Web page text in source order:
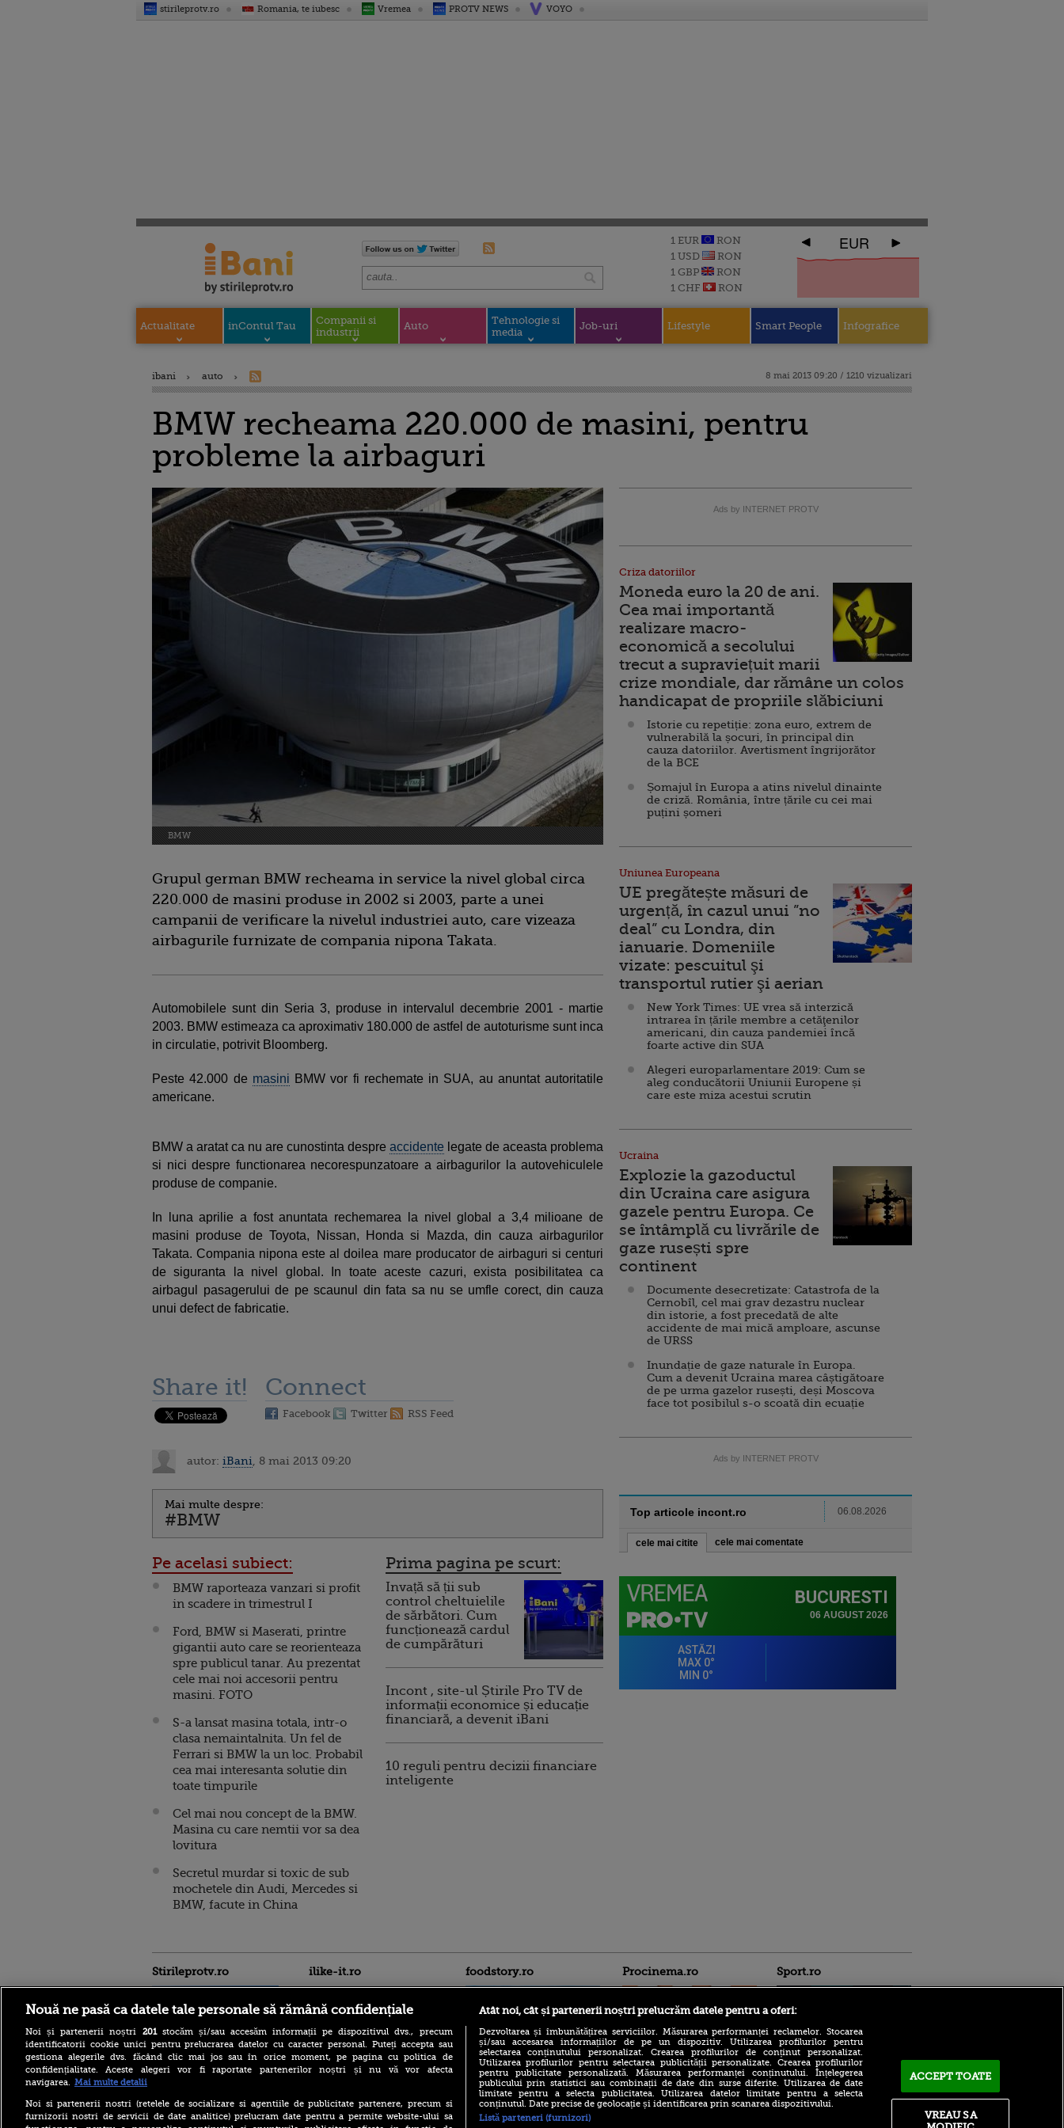
stirileprotv.ro Romania, te iubesc Vremea PROTV NEWS VOYO
1 EUR
RON
1 USD
RON
1 GBP
RON
1 CHF
RON
EUR
Actualitate inContul Tau
Companii si
industrii
Auto
Tehnologie si
media
Job-uri Lifestyle Smart People Infografice
ibani auto 8 mai 2013 09:20 / 1210 vizualizari
BMW recheama 220.000 de masini, pentru
probleme la airbaguri
BMW
Grupul german BMW recheama in service la nivel global circa
220.000 de masini produse in 2002 si 2003, parte a unei
campanii de verificare la nivelul industriei auto, care vizeaza
airbagurile furnizate de compania nipona Takata.
Automobilele sunt din Seria 3, produse in intervalul decembrie 2001 - martie
2003. BMW estimeaza ca aproximativ 180.000 de astfel de autoturisme sunt inca
in circulatie, potrivit Bloomberg.
Peste 42.000 de masini BMW vor fi rechemate in SUA, au anuntat autoritatile
americane.
BMW a aratat ca nu are cunostinta despre accidente legate de aceasta problema
si nici despre functionarea necorespunzatoare a airbagurilor la autovehiculele
produse de companie.
In luna aprilie a fost anuntata rechemarea la nivel global a 3,4 milioane de
masini produse de Toyota, Nissan, Honda si Mazda, din cauza airbagurilor
Takata. Compania nipona este al doilea mare producator de airbaguri si centuri
de siguranta la nivel global. In toate aceste cazuri, exista posibilitatea ca
airbagul pasagerului de pe scaunul din fata sa nu se umfle corect, din cauza
unui defect de fabricatie.
Share it! Connect
Facebook Twitter RSS Feed
autor: iBani , 8 mai 2013 09:20
Mai multe despre:
#BMW
Pe acelasi subiect:
BMW raporteaza vanzari si profit
in scadere in trimestrul I
Ford, BMW si Maserati, printre
gigantii auto care se reorienteaza
spre publicul tanar. Au prezentat
cele mai noi accesorii pentru
masini. FOTO
S-a lansat masina totala, intr-o
clasa nemaintalnita. Un fel de
Ferrari si BMW la un loc. Probabil
cea mai interesanta solutie din
toate timpurile
Cel mai nou concept de la BMW.
Masina cu care nemtii vor sa dea
lovitura
Secretul murdar si toxic de sub
mochetele din Audi, Mercedes si
BMW, facute in China
Prima pagina pe scurt:
Invață să ții sub
control cheltuielile
de sărbători. Cum
funcționează cardul
de cumpărături
Incont , site-ul Știrile Pro TV de
informații economice și educație
financiară, a devenit iBani
10 reguli pentru decizii financiare
inteligente
Ads by INTERNET PROTV
Criza datoriilor
Moneda euro la 20 de ani.
Cea mai importantă
realizare macro-
economică a secolului
trecut a supraviețuit marii
crize mondiale, dar rămâne un colos
handicapat de propriile slăbiciuni
Istorie cu repetiție: zona euro, extrem de
vulnerabilă la șocuri, în principal din
cauza datoriilor. Avertisment îngrijorător
de la BCE
Șomajul în Europa a atins nivelul dinainte
de criză. România, între țările cu cei mai
puțini șomeri
Uniunea Europeana
UE pregătește măsuri de
urgență, în cazul unui ”no
deal” cu Londra, din
ianuarie. Domeniile
vizate: pescuitul şi
transportul rutier şi aerian
New York Times: UE vrea să interzică
intrarea în țările membre a cetăţenilor
americani, din cauza pandemiei încă
foarte active din SUA
Alegeri europarlamentare 2019: Cum se
aleg conducătorii Uniunii Europene și
care este miza acestui scrutin
Ucraina
Explozie la gazoductul
din Ucraina care asigura
gazele pentru Europa. Ce
se întâmplă cu livrările de
gaze rusești spre
continent
Documente desecretizate: Catastrofa de la
Cernobîl, cel mai grav dezastru nuclear
din istorie, a fost precedată de alte
accidente de mai mică amploare, ascunse
de URSS
Inundație de gaze naturale în Europa.
Cum a devenit Ucraina marea câștigătoare
de pe urma gazelor rusești, deși Moscova
face tot posibilul s-o scoată din ecuație
Ads by INTERNET PROTV
Top articole incont.ro 06.08.2026
cele mai citite cele mai comentate
Stirileprotv.ro
oraşe mari ale sale intră sub
alertă roșie de căldură
extremă
ilike-it.ro foodstory.ro
(P) Descoperă Lumea
Evenimentelor din România
cu Transilvania Events!
Procinema.ro
Emoții intense pentru
Sebastian Stan! Iubita lui,
Sport.ro
Bogdan Lobonț și Robert
Niță sunt invitații lui Andrei
Grecu, de la 16:00, la VOYO
SPORT LIVE
Nouă ne pasă ca datele tale personale să rămână confidențiale
Noi și partenerii noștri 201stocăm și/sau accesăm informații pe dispozitivul dvs., precum
identificatorii cookie unici pentru prelucrarea datelor cu caracter personal. Puteți accepta sau
gestiona alegerile dvs. făcând clic mai jos sau în orice moment, pe pagina cu politica de
confidențialitate. Aceste alegeri vor fi raportate partenerilor noștri și nu vă vor afecta
navigarea. Mai multe detalii
Noi si partenerii nostri (retelele de socializare si agentiile de publicitate partenere, precum si
furnizorii nostri de servicii de date analitice) prelucram date pentru a permite website-ului sa
Atât noi, cât și partenerii noștri prelucrăm datele pentru a oferi:
Dezvoltarea și îmbunătățirea serviciilor. Măsurarea performanței reclamelor. Stocarea
și/sau accesarea informațiilor de pe un dispozitiv. Utilizarea profilurilor pentru
selectarea conținutului personalizat. Crearea profilurilor de conținut personalizat.
Utilizarea profilurilor pentru selectarea publicității personalizate. Crearea profilurilor
pentru publicitate personalizată. Măsurarea performanței conținutului. Înțelegerea
publicului prin statistici sau combinații de date din surse diferite. Utilizarea de date
limitate pentru a selecta publicitatea. Utilizarea datelor limitate pentru a selecta
conținutul. Date precise de geolocație și identificarea prin scanarea dispozitivului.
Listă parteneri (furnizori)
ACCEPT TOATE
VREAU SA